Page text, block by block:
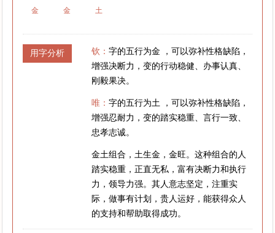
金 金 土
用字分析 钦：字的五行为金 ，可以弥补性格缺陷，
增强决断力，变的行动稳健、办事认真、
刚毅果决。
唯：字的五行为土 ，可以弥补性格缺陷，
增强忍耐力，变的踏实稳重、言行一致、
忠孝志诚。
金土组合，土生金，金旺。这种组合的人
踏实稳重，正直无私，富有决断力和执行
力，领导力强。其人意志坚定，注重实
际，做事有计划，贵人运好，能获得众人
的支持和帮助取得成功。